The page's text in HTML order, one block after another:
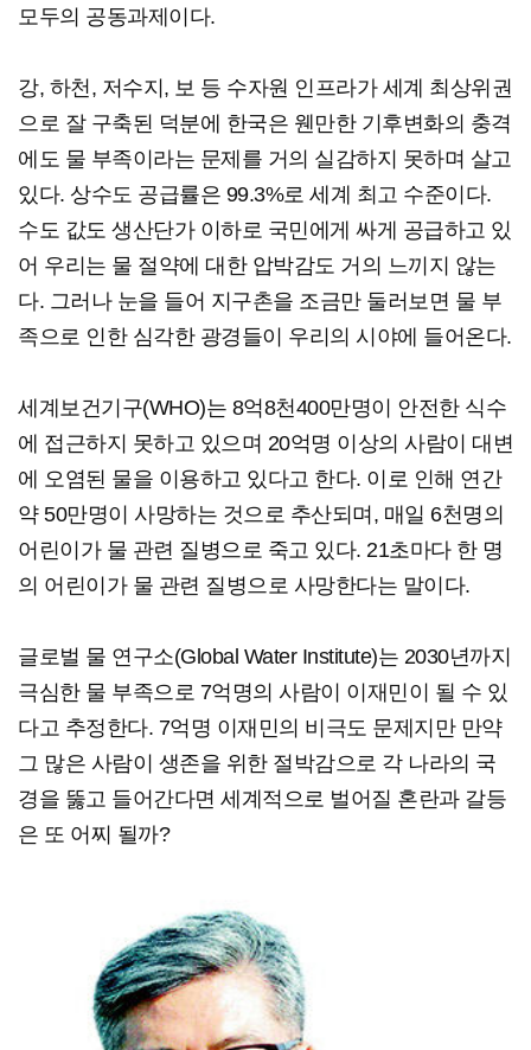
모두의 공동과제이다.
강, 하천, 저수지, 보 등 수자원 인프라가 세계 최상위권
으로 잘 구축된 덕분에 한국은 웬만한 기후변화의 충격
에도 물 부족이라는 문제를 거의 실감하지 못하며 살고
있다. 상수도 공급률은 99.3%로 세계 최고 수준이다.
수도 값도 생산단가 이하로 국민에게 싸게 공급하고 있
어 우리는 물 절약에 대한 압박감도 거의 느끼지 않는
다. 그러나 눈을 들어 지구촌을 조금만 둘러보면 물 부
족으로 인한 심각한 광경들이 우리의 시야에 들어온다.
세계보건기구(WHO)는 8억8천400만명이 안전한 식수
에 접근하지 못하고 있으며 20억명 이상의 사람이 대변
에 오염된 물을 이용하고 있다고 한다. 이로 인해 연간
약 50만명이 사망하는 것으로 추산되며, 매일 6천명의
어린이가 물 관련 질병으로 죽고 있다. 21초마다 한 명
의 어린이가 물 관련 질병으로 사망한다는 말이다.
글로벌 물 연구소(Global Water Institute)는 2030년까지
극심한 물 부족으로 7억명의 사람이 이재민이 될 수 있
다고 추정한다. 7억명 이재민의 비극도 문제지만 만약
그 많은 사람이 생존을 위한 절박감으로 각 나라의 국
경을 뚫고 들어간다면 세계적으로 벌어질 혼란과 갈등
은 또 어찌 될까?